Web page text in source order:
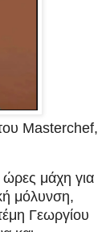
Masterchef,
ώρες μάχη για
μόλυνση,
Γεωργίου